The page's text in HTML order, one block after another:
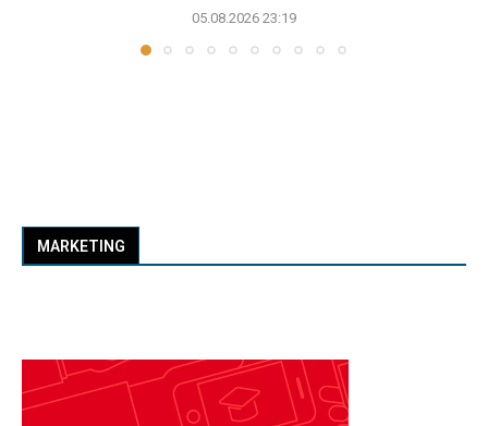
05.08.2026 23:19
MARKETING